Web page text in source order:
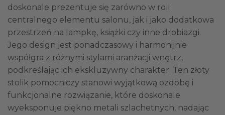
doskonale prezentuje się zarówno w roli
centralnego elementu salonu, jak i jako dodatkowa
przestrzeń na lampkę, książki czy inne drobiazgi.
Jego design jest ponadczasowy i harmonijnie
współgra z różnymi stylami aranżacji wnętrz,
podkreślając ich ekskluzywny charakter. Ten złoty
stolik pomocniczy stanowi wyjątkową ozdobę i
funkcjonalne rozwiązanie, które doskonale
wyeksponuje piękno metali szlachetnych, nadając